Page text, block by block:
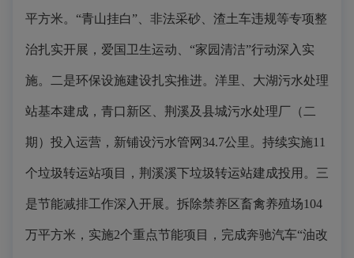
平方米。“青山挂白”、非法采砂、渣土车违规等专项整
治扎实开展，爱国卫生运动、“家园清洁”行动深入实
施。二是环保设施建设扎实推进。洋里、大湖污水处理
站基本建成，青口新区、荆溪及县城污水处理厂（二
期）投入运营，新铺设污水管网34.7公里。持续实施11
个垃圾转运站项目，荆溪溪下垃圾转运站建成投用。三
是节能减排工作深入开展。拆除禁养区畜禽养殖场104
万平方米，实施2个重点节能项目，完成奔驰汽车“油改